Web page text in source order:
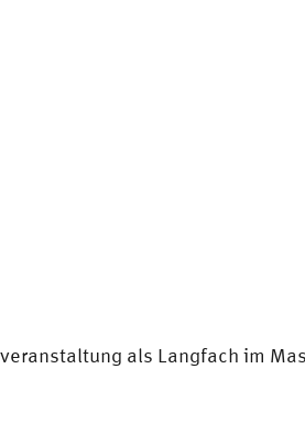
als Langfach im